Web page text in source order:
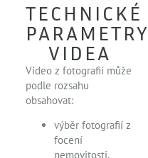
TECHNICKÉ
PARAMETRY
VIDEA
Video z fotografií může
podle rozsahu
obsahovat:
výběr fotografií z
focení
nemovitosti,